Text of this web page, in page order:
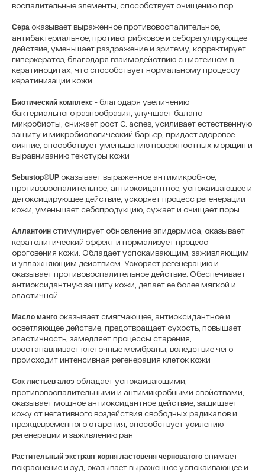
воспалительные элементы, способствует очищению пор
Сера оказывает выраженное противовоспалительное,
антибактериальное, противогрибковое и себорегулирующее
действие, уменьшает раздражение и эритему, корректирует
гиперкератоз, благодаря взаимодействию с цистеином в
кератиноцитах, что способствует нормальному процессу
кератинизации кожи
Биотический комплекс - благодаря увеличению
бактериального разнообразия, улучшает баланс
микробиоты, снижает рост C. acnes, усиливает естественную
защиту и микробиологический барьер, придает здоровое
сияние, способствует уменьшению поверхностных морщин и
выравниванию текстуры кожи
Sebustop®UP оказывает выраженное антимикробное,
противовоспалительное, антиоксидантное, успокаивающее и
детоксицирующее действие, ускоряет процесс регенерации
кожи, уменьшает себопродукцию, сужает и очищает поры
Аллантоин стимулирует обновление эпидермиса, оказывает
кератолитический эффект и нормализует процесс
ороговения кожи. Обладает успокаивающим, заживляющим
и увлажняющим действием. Ускоряет регенерацию и
оказывает противовоспалительное действие. Обеспечивает
антиоксидантную защиту кожи, делает ее более мягкой и
эластичной
Масло манго оказывает смягчающее, антиоксидантное и
осветляющее действие, предотвращает сухость, повышает
эластичность, замедляет процессы старения,
восстанавливает клеточные мембраны, вследствие чего
происходит интенсивная регенерация клеток кожи
Сок листьев алоэ обладает успокаивающими,
противовоспалительными и антимикробными свойствами,
оказывает мощное антиоксидантное действие, защищает
кожу от негативного воздействия свободных радикалов и
преждевременного старения, способствует усилению
регенерации и заживлению ран
Растительный экстракт корня ластовеня черноватого снимает
покраснение и зуд, оказывает выраженное успокаивающее и